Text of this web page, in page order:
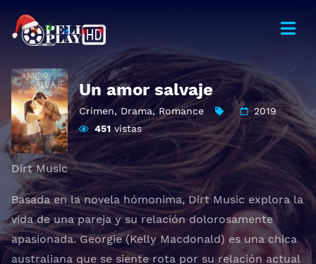
Un amor salvaje
Crimen, Drama,Romance
2019
451 vistas
Dirt Music
Basada en la novela hómonima, Dirt Music explora la
vida de una pareja y su relación dolorosamente
apasionada. Georgie (Kelly Macdonald) es una chica
australiana que se siente rota por su relación actual